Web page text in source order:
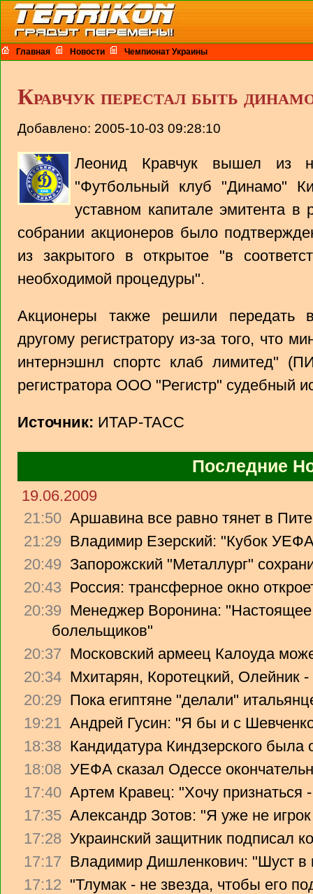
Главная Новости Чемпионат Украины
Кравчук перестал быть
Добавлено: 2005-10-03 09:28:10
Леонид Кравчук вышел из
"Футбольный клуб "Динамо"
уставном капитале эмитента
собрании акционеров было
из закрытого в открытое "в
необходимой процедуры".
Акционеры также решили передать
другому регистратору из-за того, что
интернэшнл спортс клаб лимитед"
регистратора ООО "Регистр" судебный
Источник: ИТАР-ТАСС
Последние
19.06.2009
21:50 Аршавина все равно тянет в
21:29 Владимир Езерский: "Кубок
20:49 Запорожский "Металлург"
20:43 Россия: трансферное окно
20:39 Менеджер Воронина: "Настоящее
болельщиков"
20:37 Московский армеец Калоуда
20:34 Мхитарян, Коротецкий, Олейник -
20:29 Пока египтяне "делали"
19:21 Андрей Гусин: "Я бы и с
18:38 Кандидатура Киндзерского была
18:08 УЕФА сказал Одессе
17:40 Артем Кравец: "Хочу признаться
17:35 Александр Зотов: "Я уже не
17:28 Украинский защитник подписал
17:17 Владимир Дишленкович: "Шуст в
17:12 "Тлумак - не звезда, чтобы его